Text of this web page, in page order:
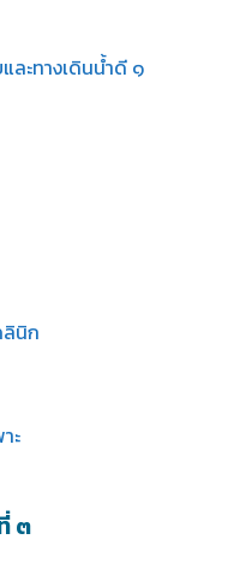
ละทางเดินน้ำดี ๑
ลินิก
ะ
๓